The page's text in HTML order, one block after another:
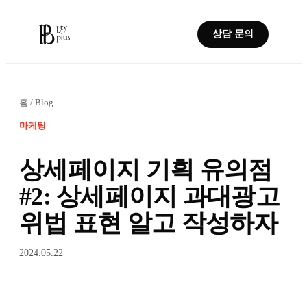
상담 문의
홈 / Blog
마케팅
상세페이지 기획 유의점
#2: 상세페이지 과대광고
위법 표현 알고 작성하자
2024.05.22